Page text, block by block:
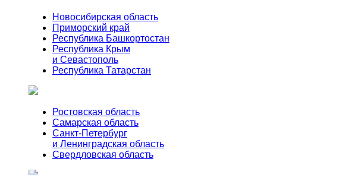
Новосибирская область
Приморский край
Республика Башкортостан
Республика Крым
и Севастополь
Республика Татарстан
Ростовская область
Самарская область
Санкт-Петербург
и Ленинградская область
Свердловская область